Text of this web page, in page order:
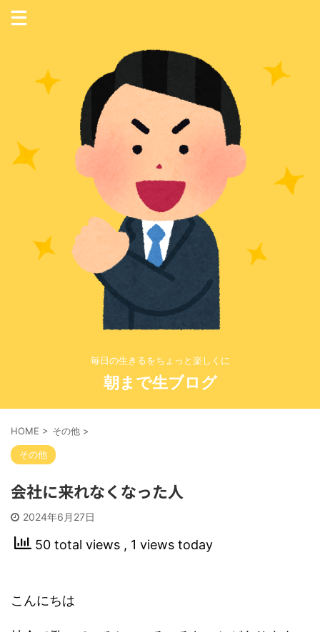
毎日の生きるをちょっと楽しくに
朝まで生ブログ
HOME > その他 >
その他
会社に来れなくなった人
2024年6月27日
50 total views , 1 views today
こんにちは